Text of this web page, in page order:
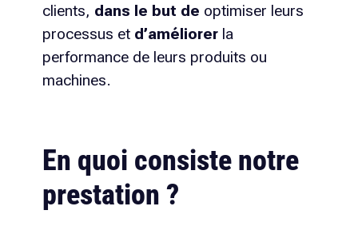
clients, dans le but de optimiser leurs
processus et d’améliorerla
performance de leurs produits ou
machines.
En quoi consiste notre
prestation ?